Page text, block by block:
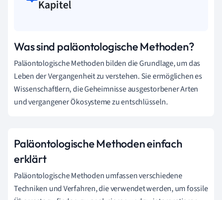
Kapitel
Was sind paläontologische Methoden?
Paläontologische Methoden bilden die Grundlage, um das
Leben der Vergangenheit zu verstehen. Sie ermöglichen es
Wissenschaftlern, die Geheimnisse ausgestorbener Arten
und vergangener Ökosysteme zu entschlüsseln.
Paläontologische Methoden einfach
erklärt
Paläontologische Methoden umfassen verschiedene
Techniken und Verfahren, die verwendet werden, um fossile